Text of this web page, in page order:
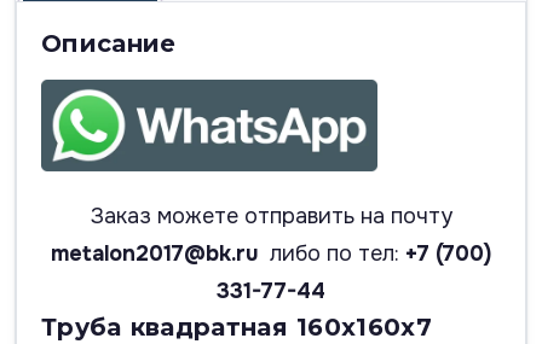
Описание
Заказ можете отправить на почту
metalon2017@bk.ru либо по тел: +7 (700)
331-77-44
Труба квадратная 160х160х7